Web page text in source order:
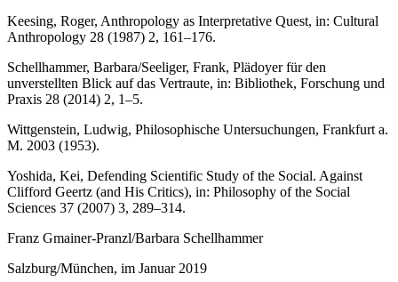
Keesing, Roger, Anthropology as Interpretative Quest, in: Cultural
Anthropology 28 (1987) 2, 161–176.
Schellhammer, Barbara/Seeliger, Frank, Plädoyer für den
unverstellten Blick auf das Vertraute, in: Bibliothek, Forschung und
Praxis 28 (2014) 2, 1–5.
Wittgenstein, Ludwig, Philosophische Untersuchungen, Frankfurt a.
M. 2003 (1953).
Yoshida, Kei, Defending Scientific Study of the Social. Against
Clifford Geertz (and His Critics), in: Philosophy of the Social
Sciences 37 (2007) 3, 289–314.
Franz Gmainer-Pranzl/Barbara Schellhammer
Salzburg/München, im Januar 2019